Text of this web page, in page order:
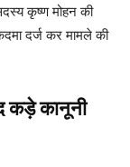
कृष्ण मोहन की
दर्ज कर मामले की
कड़े कानूनी